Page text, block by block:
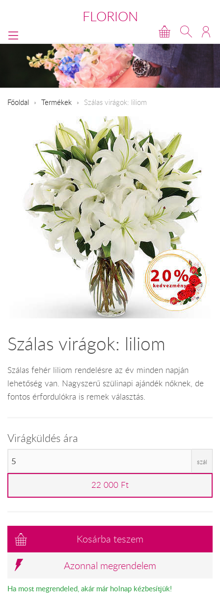
FLORION
Főoldal Termékek Szálas virágok: liliom
Szálas virágok: liliom
Szálas fehér liliom rendelésre az év minden napján
lehetőség van. Nagyszerű szülinapi ajándék nőknek, de
fontos érfordulókra is remek választás.
Virágküldés ára
szál
22 000 Ft
Kosárba teszem
Azonnal megrendelem
Ha most megrendeled, akár már holnap kézbesítjük!